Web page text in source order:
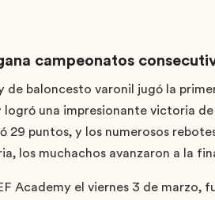
campeonatos
de baloncesto varonil jugó la
una impresionante victoria
puntos, y los numerosos
los muchachos avanzaron a la
Academy el viernes 3 de marzo,